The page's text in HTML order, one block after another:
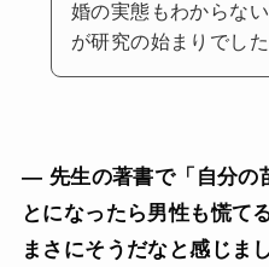
婚の実態もわからな
が研究の始まりでした
— 先生の著書で「自分の
とになったら男性も慌て
まさにそうだなと感じまし